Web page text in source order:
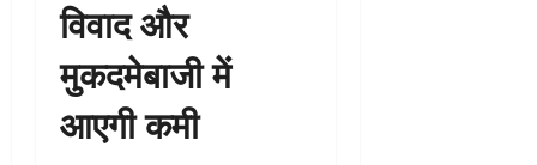
विवाद और
मुकदमेबाजी में
आएगी कमी